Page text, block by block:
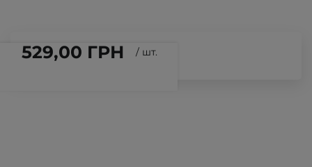
529,00 ГРН / шт.